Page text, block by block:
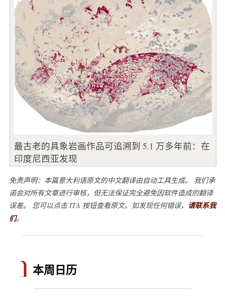
最古老的具象岩画作品可追溯到 5.1 万多年前：在
印度尼西亚发现
免责声明：本篇意大利语原文的中文翻译由自动工具生成。 我们承
诺会对所有文章进行审核，但无法保证完全避免因软件造成的翻译
误差。 您可以点击 ITA 按钮查看原文。如发现任何错误， 请联系我
们。
本周日历